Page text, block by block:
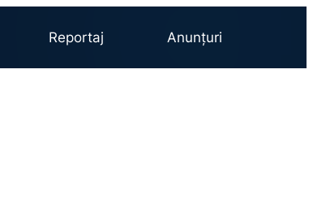
Reportaj Anunțuri